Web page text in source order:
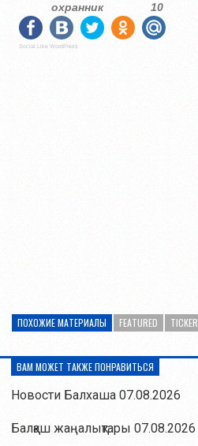
охранник
10
Social Like WordPress
ПОХОЖИЕ МАТЕРИАЛЫ FEATURED TICKER
ВАМ МОЖЕТ ТАКЖЕ ПОНРАВИТЬСЯ
Новости Балхаша 07.08.2026
Балқаш жаңалықтары 07.08.2026